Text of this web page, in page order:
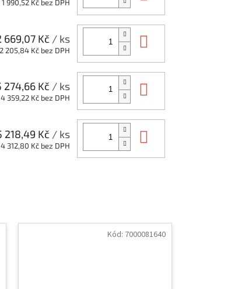
Kód: 7000081640
1 990,52 Kč bez DPH
669,07 Kč / ks
2 205,84 Kč bez DPH
274,66 Kč / ks
4 359,22 Kč bez DPH
218,49 Kč / ks
4 312,80 Kč bez DPH